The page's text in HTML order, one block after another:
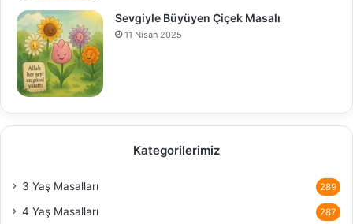
Sevgiyle Büyüyen Çiçek Masalı
11 Nisan 2025
Kategorilerimiz
3 Yaş Masalları 289
4 Yaş Masalları 287